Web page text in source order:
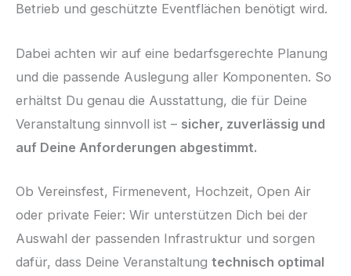
Betrieb und geschützte Eventflächen benötigt wird.
Dabei achten wir auf eine bedarfsgerechte Planung
und die passende Auslegung aller Komponenten. So
erhältst Du genau die Ausstattung, die für Deine
Veranstaltung sinnvoll ist – sicher, zuverlässig und
auf Deine Anforderungen abgestimmt.
Ob Vereinsfest, Firmenevent, Hochzeit, Open Air
oder private Feier: Wir unterstützen Dich bei der
Auswahl der passenden Infrastruktur und sorgen
dafür, dass Deine Veranstaltung technisch optimal